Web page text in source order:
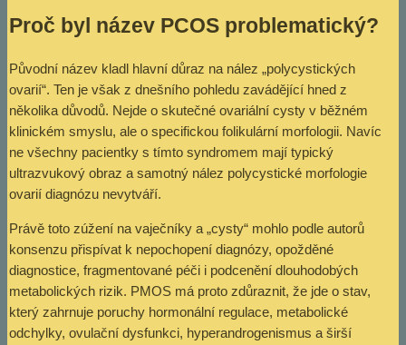
Proč byl název PCOS problematický?
Původní název kladl hlavní důraz na nález „polycystických
ovarií“. Ten je však z dnešního pohledu zavádějící hned z
několika důvodů. Nejde o skutečné ovariální cysty v běžném
klinickém smyslu, ale o specifickou folikulární morfologii. Navíc
ne všechny pacientky s tímto syndromem mají typický
ultrazvukový obraz a samotný nález polycystické morfologie
ovarií diagnózu nevytváří.
Právě toto zúžení na vaječníky a „cysty“ mohlo podle autorů
konsenzu přispívat k nepochopení diagnózy, opožděné
diagnostice, fragmentované péči i podcenění dlouhodobých
metabolických rizik. PMOS má proto zdůraznit, že jde o stav,
který zahrnuje poruchy hormonální regulace, metabolické
odchylky, ovulační dysfunkci, hyperandrogenismus a širší